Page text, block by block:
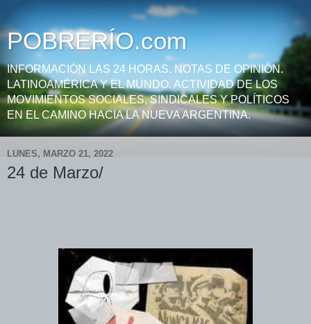
POBRERÍO.com
INFORMACIÓN LAS 24 HORAS. NOTAS DE OPINIÓN.
LATINOAMÉRICA Y EL MUNDO. ACTIVIDAD DE LOS
MOVIMIENTOS SOCIALES, SINDICALES Y POLÍTICOS
EN EL CAMINO HACIA LA NUEVA ARGENTINA.
LUNES, MARZO 21, 2022
24 de Marzo/